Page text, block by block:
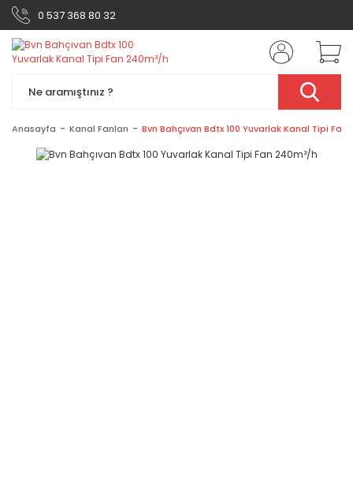
0 537 368 80 32
Anasayfa Kanal Fanları Bvn Bahçıvan Bdtx 100 Yuvarlak Kanal Tipi Fan